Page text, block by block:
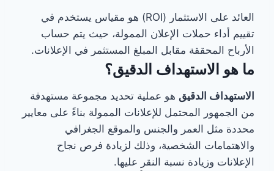
العائد على الاستثمار (ROI) هو مقياس يستخدم في
تقييم أداء حملات الإعلان الممولة، حيث يتم حساب
الأرباح المحققة مقابل المبلغ المستثمر في الإعلانات.
ما هو الاستهداف الدقيق؟
الاستهداف الدقيق هو عملية تحديد مجموعة مستهدفة
من الجمهور المحتمل للإعلانات الممولة بناءً على معايير
محددة مثل العمر والجنس والموقع الجغرافي
والاهتمامات الشخصية، وذلك لزيادة فرص نجاح
الإعلانات وزيادة نسبة النقر عليها.